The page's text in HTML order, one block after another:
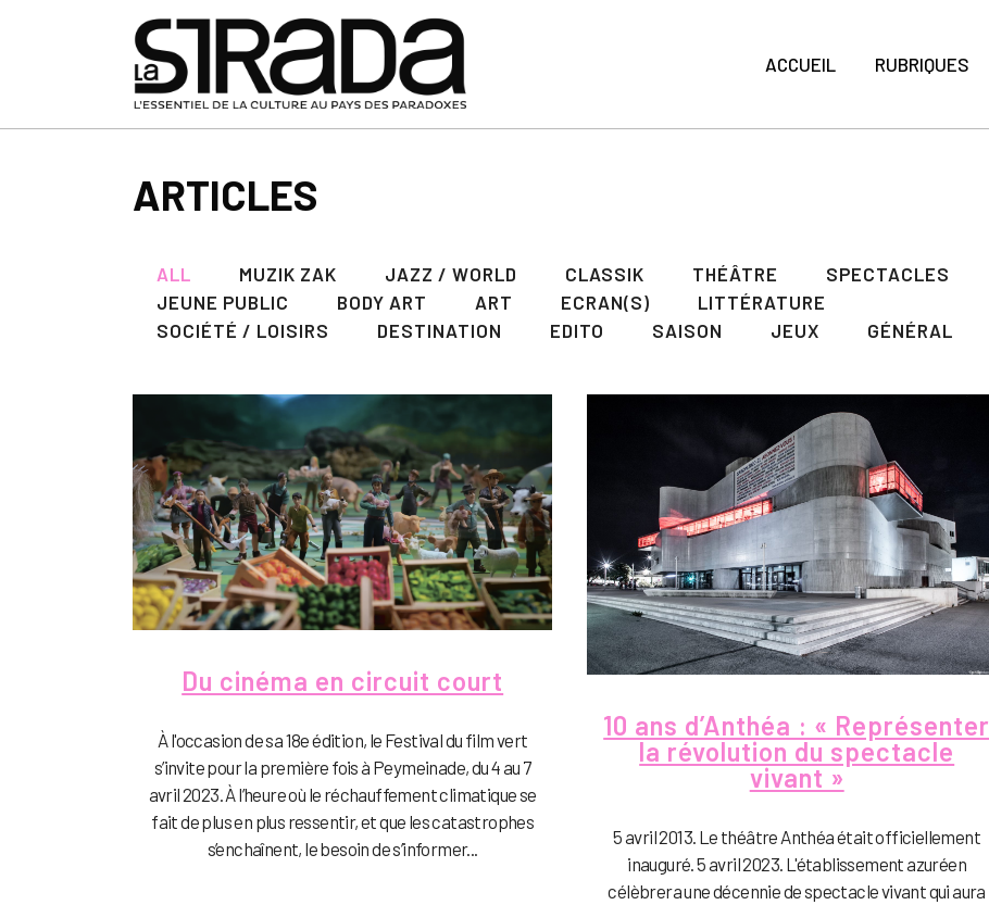
ACCUEIL RUBRIQUES
ARTICLES
ALL MUZIK ZAK JAZZ / WORLD CLASSIK THÉÂTRE
SPECTACLES
JEUNE PUBLIC
BODY ART ART ECRAN(S)
LITTÉRATURE
SOCIÉTÉ / LOISIRS
DESTINATION EDITO SAISON JEUX GÉNÉRAL
Du cinéma en circuit court
À l'occasion de sa 18e édition, le Festival du film vert
s’invite pour la première fois à Peymeinade, du 4 au 7
avril 2023. À l’heure où le réchauffement climatique se
fait de plus en plus ressentir, et que les catastrophes
s’enchaînent, le besoin de s’informer...
10 ans d’Anthéa : « Représenter
la révolution du spectacle
vivant »
5 avril 2013. Le théâtre Anthéa était officiellement
inauguré. 5 avril 2023. L'établissement azuréen
célèbrera une décennie de spectacle vivant qui aura